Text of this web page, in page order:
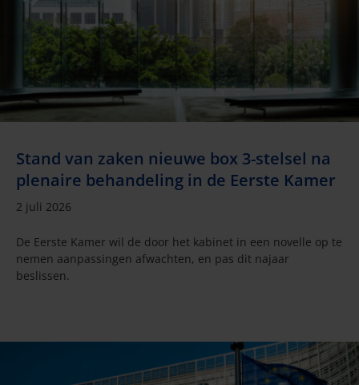
Stand van zaken nieuwe box 3-stelsel na
plenaire behandeling in de Eerste Kamer
2 juli 2026
De Eerste Kamer wil de door het kabinet in een novelle op te
nemen aanpassingen afwachten, en pas dit najaar
beslissen.